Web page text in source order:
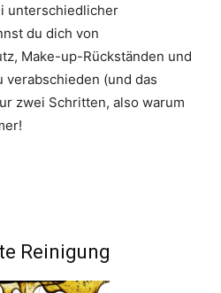
unterschiedlicher
du dich von
Make-up-Rückständen und
verabschieden (und das
zwei Schritten, also warum
Reinigung